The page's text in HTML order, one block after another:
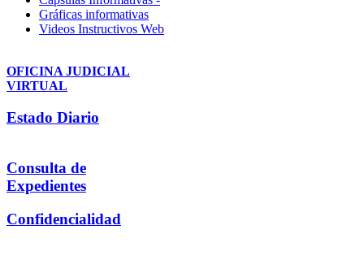
Gráficas informativas
Videos Instructivos Web
OFICINA JUDICIAL
VIRTUAL
Estado Diario
Consulta de
Expedientes
Confidencialidad